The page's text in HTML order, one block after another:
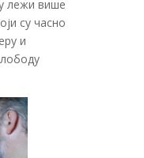
лежи више
су часно
и